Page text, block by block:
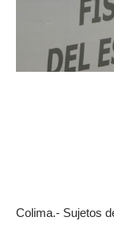
Colima.- Sujetos